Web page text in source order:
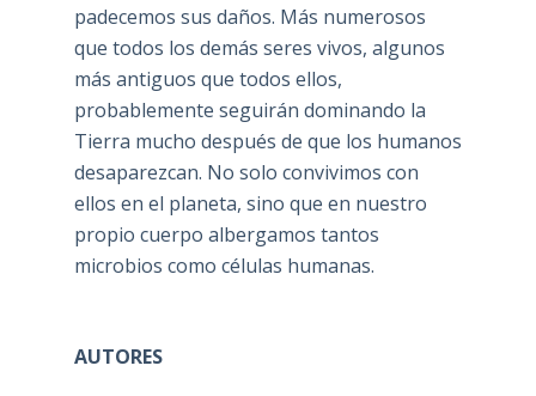
padecemos sus daños. Más numerosos
que todos los demás seres vivos, algunos
más antiguos que todos ellos,
probablemente seguirán dominando la
Tierra mucho después de que los humanos
desaparezcan. No solo convivimos con
ellos en el planeta, sino que en nuestro
propio cuerpo albergamos tantos
microbios como células humanas.
AUTORES